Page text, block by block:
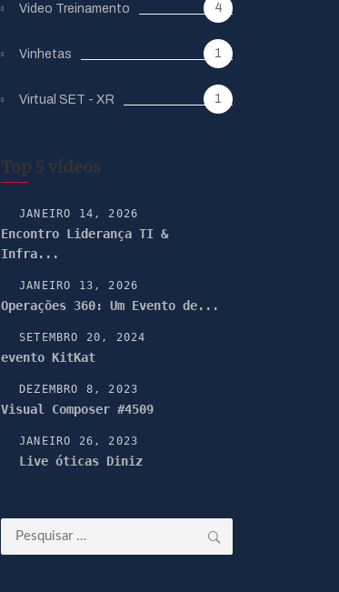
Video Treinamento 4
Vinhetas 1
Virtual SET - XR 1
Top 5 vídeos
JANEIRO 14, 2026
Encontro Liderança TI &
Infra...
JANEIRO 13, 2026
Operações 360: Um Evento de...
SETEMBRO 20, 2024
evento KitKat
DEZEMBRO 8, 2023
Visual Composer #4509
JANEIRO 26, 2023
Live óticas Diniz
Pesquisar
por: